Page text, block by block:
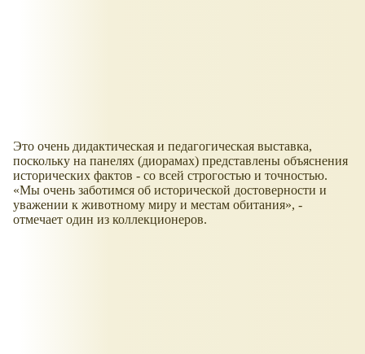
Это очень дидактическая и педагогическая выставка,
поскольку на панелях (диорамах) представлены объяснения
исторических фактов - со всей строгостью и точностью.
Мы очень заботимся об исторической достоверности и
уважении к животному миру и местам обитания , -
отмечает один из коллекционеров.